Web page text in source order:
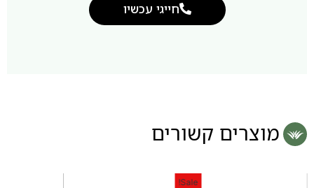
חייגי עכשיו
מוצרים קשורים
Sale!